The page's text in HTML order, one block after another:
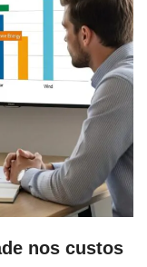
nos custos